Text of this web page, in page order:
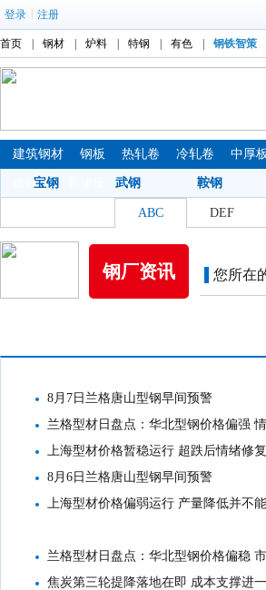
登录 注册
首页 钢材 炉料 特钢 有色 钢铁智策
建筑钢材 钢板 热轧卷 冷轧卷 中厚板
镀锌板
宝钢 武钢 鞍钢
ABC DEF
钢厂资讯 您所在
8月7日兰格唐山型钢早间预警
兰格型材日盘点：华北型钢价格偏强
上海型材价格暂稳运行 超跌后情绪修复
8月6日兰格唐山型钢早间预警
上海型材价格偏弱运行 产量降低并不
兰格型材日盘点：华北型钢价格偏稳
焦炭第三轮提降落地在即 成本支撑进